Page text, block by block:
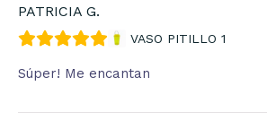
PATRICIA G.
VASO PITILLO 1
Súper! Me encantan